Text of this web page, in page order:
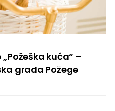
kuća“ –
grada Požege